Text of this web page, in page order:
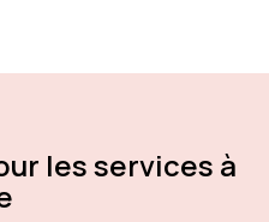
les services à